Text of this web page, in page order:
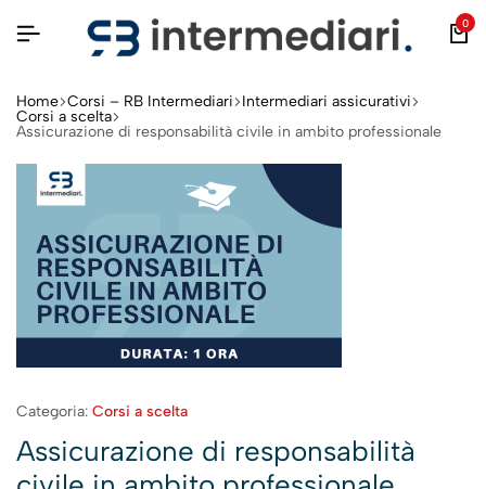
0
Home Corsi – RB Intermediari Intermediari assicurativi
Corsi a scelta
Assicurazione di responsabilità civile in ambito professionale
Categoria: Corsi a scelta
Assicurazione di responsabilità